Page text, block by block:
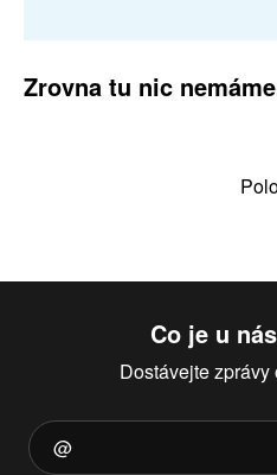
Zrovna tu nic
Co je u
Dostávejte zprávy